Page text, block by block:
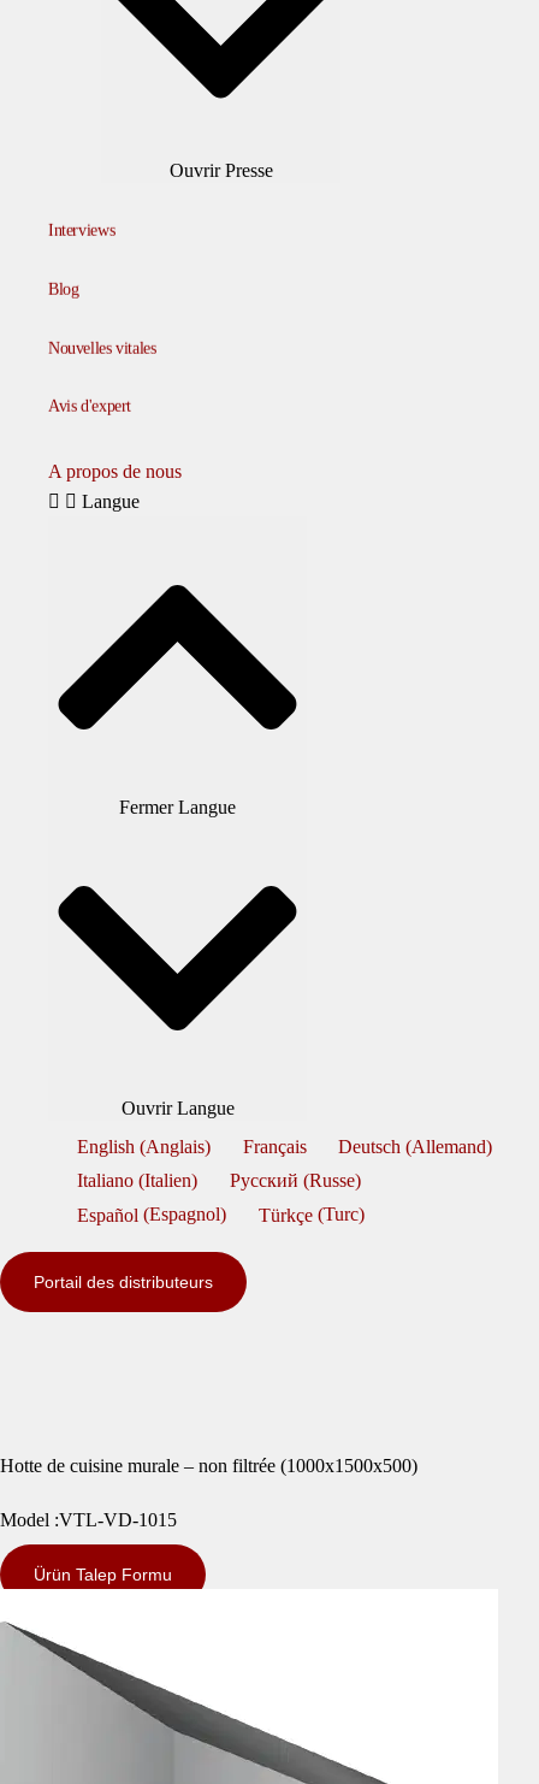
Ouvrir Presse
Interviews
Blog
Nouvelles vitales
Avis d'expert
A propos de nous
Langue
Fermer Langue
Ouvrir Langue
English (Anglais) Français Deutsch (Allemand)
Italiano (Italien) Русский (Russe)
Español (Espagnol) Türkçe(Turc)
Portail des distributeurs
Hotte de cuisine murale – non filtrée (1000x1500x500)
Model :VTL-VD-1015
Ürün Talep Formu